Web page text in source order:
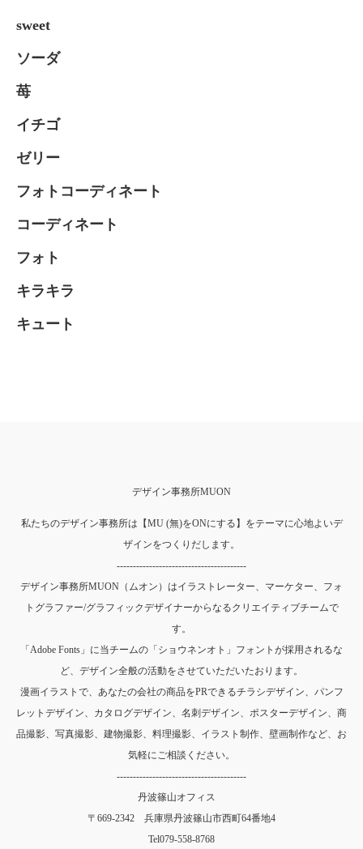
sweet
ソーダ
苺
イチゴ
ゼリー
フォトコーディネート
コーディネート
フォト
キラキラ
キュート
デザイン事務所MUON
私たちのデザイン事務所は【MU (無)をONにする】をテーマに心地よいデ
ザインをつくりだします。
----------------------------------------
デザイン事務所MUON（ムオン）はイラストレーター、マーケター、フォ
トグラファー/グラフィックデザイナーからなるクリエイティブチームで
す。
「Adobe Fonts」に当チームの「ショウネンオト」フォントが採用されるな
ど、デザイン全般の活動をさせていただいたおります。
漫画イラストで、あなたの会社の商品をPRできるチラシデザイン、パンフ
レットデザイン、カタログデザイン、名刺デザイン、ポスターデザイン、商
品撮影、写真撮影、建物撮影、料理撮影、イラスト制作、壁画制作など、お
気軽にご相談ください。
----------------------------------------
丹波篠山オフィス
〒669-2342 兵庫県丹波篠山市西町64番地4
Tel079-558-8768